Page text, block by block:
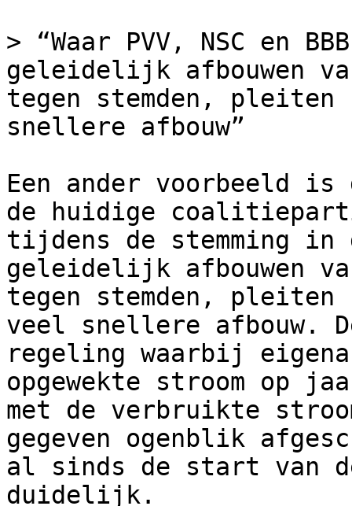
> “Waar PVV, NSC en
geleidelijk afbouwen
tegen stemden, pleiten
snellere afbouw”
Een ander voorbeeld
de huidige
tijdens de stemming in
geleidelijk afbouwen
tegen stemden,
veel snellere afbouw.
regeling waarbij
opgewekte stroom op
met de verbruikte
gegeven ogenblik
al sinds de start van
duidelijk.